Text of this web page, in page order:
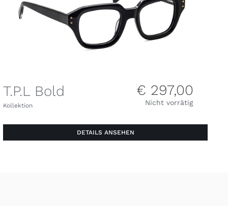
T.P.L Bold
Kollektion
€ 297,00
Nicht vorrätig
DETAILS ANSEHEN